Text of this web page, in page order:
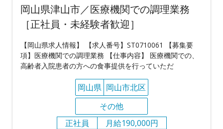
岡山県津山市／医療機関での調理業務
［正社員・未経験者歓迎］
【岡山県求人情報】 【求人番号】ST0710061 【募集要
項】医療機関での調理業務 【仕事内容】 医療機関での、
高齢者入院患者の方への食事提供を行っていただ
岡山県 岡山市北区
その他
正社員
月給190,000円